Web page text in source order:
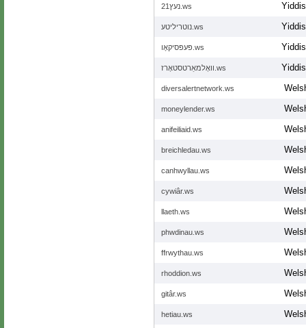
נעץ21.ws
נוטריליטע.ws
פּעפּסיקאָו.ws
וואָלמאַרטסטאָרז.ws
diversalertnetwork.ws
moneylender.ws
anifeiliaid.ws
breichledau.ws
canhwyllau.ws
cywiâr.ws
llaeth.ws
phwdinau.ws
ffrwythau.ws
rhoddion.ws
gitâr.ws
hetiau.ws